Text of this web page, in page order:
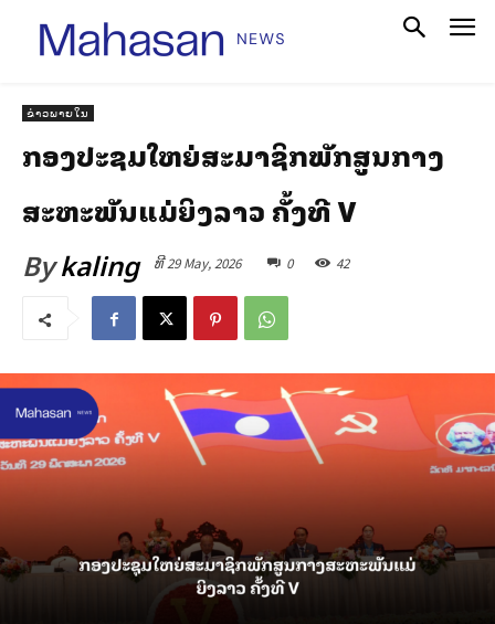
ຂ່າວພາຍໃນ
ກອງປະຊຸມໃຫຍ່ສະມາຊິກພັກສູນກາງ
ສະຫະພັນແມ່ຍິງລາວ ຄັ້ງທີ V
Bykaling ທີ 29 May, 2026 0 42